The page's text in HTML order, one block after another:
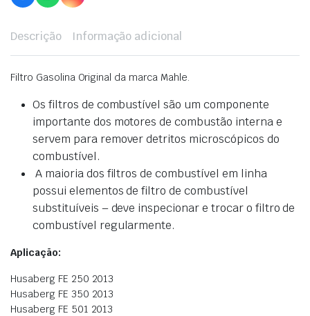
Descrição Informação adicional
Filtro Gasolina Original da marca Mahle.
Os filtros de combustível são um componente
importante dos motores de combustão interna e
servem para remover detritos microscópicos do
combustível.
A maioria dos filtros de combustível em linha
possui elementos de filtro de combustível
substituíveis – deve inspecionar e trocar o filtro de
combustível regularmente.
Aplicação:
Husaberg FE 250 2013
Husaberg FE 350 2013
Husaberg FE 501 2013